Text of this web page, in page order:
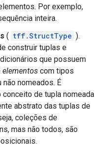
Por exemplo,
inteira.
( tff.StructType ).
construir tuplas e
que possuem
elementos com tipos
nomeados. É
de tupla nomeada
abstrato das tuplas de
coleções de
mas não todos, são